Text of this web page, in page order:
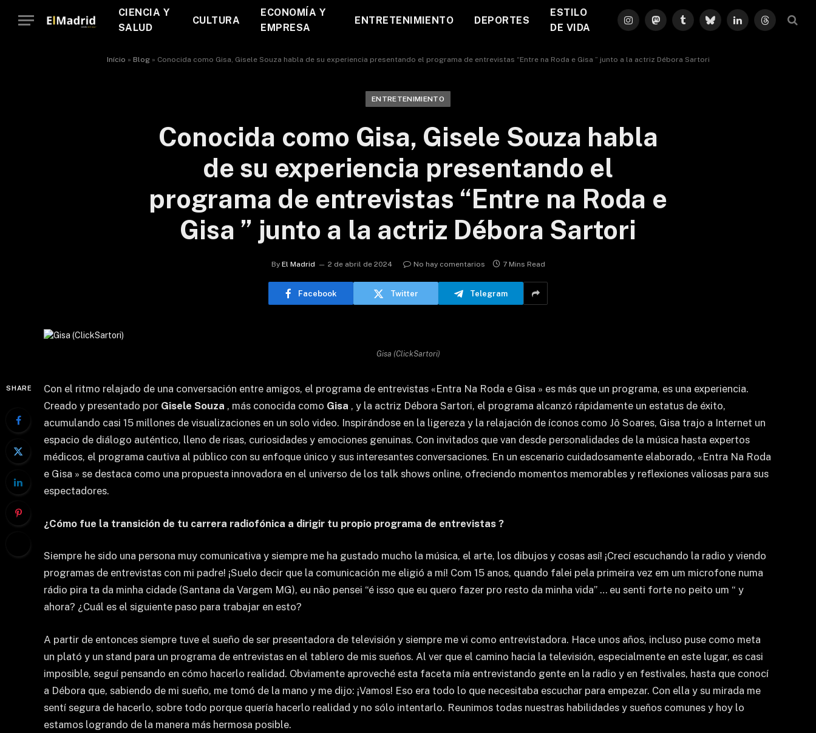
CIENCIA Y
SALUD
CULTURA
ECONOMÍA Y
EMPRESA
ENTRETENIMIENTO DEPORTES
ESTILO
DE VIDA
InstagramMastodonTumblrBlueskyLinkedInThreads
Início » Blog» Conocida como Gisa, Gisele Souza habla de su experiencia presentando el programa de entrevistas “Entre na Roda e Gisa ” junto a la actriz Débora Sartori
ENTRETENIMIENTO
Conocida como Gisa, Gisele Souza habla
de su experiencia presentando el
programa de entrevistas “Entre na Roda e
Gisa ” junto a la actriz Débora Sartori
By El Madrid 2 de abril de 2024 No hay comentarios 7 Mins Read
Facebook Twitter Telegram
Gisa (ClickSartori)
SHARE
Con el ritmo relajado de una conversación entre amigos, el programa de entrevistas «Entra Na Roda e Gisa » es más que un programa, es una experiencia.
Creado y presentado por Gisele Souza , más conocida como Gisa , y la actriz Débora Sartori, el programa alcanzó rápidamente un estatus de éxito,
acumulando casi 15 millones de visualizaciones en un solo video. Inspirándose en la ligereza y la relajación de íconos como Jô Soares, Gisa trajo a Internet un
espacio de diálogo auténtico, lleno de risas, curiosidades y emociones genuinas. Con invitados que van desde personalidades de la música hasta expertos
médicos, el programa cautiva al público con su enfoque único y sus interesantes conversaciones. En un escenario cuidadosamente elaborado, «Entra Na Roda
e Gisa » se destaca como una propuesta innovadora en el universo de los talk shows online, ofreciendo momentos memorables y reflexiones valiosas para sus
espectadores.
¿Cómo fue la transición de tu carrera radiofónica a dirigir tu propio programa de entrevistas ?
Siempre he sido una persona muy comunicativa y siempre me ha gustado mucho la música, el arte, los dibujos y cosas así! ¡Crecí escuchando la radio y viendo
programas de entrevistas con mi padre! ¡Suelo decir que la comunicación me eligió a mí! Com 15 anos, quando falei pela primeira vez em um microfone numa
rádio pira ta da minha cidade (Santana da Vargem MG), eu não pensei “é isso que eu quero fazer pro resto da minha vida” … eu senti forte no peito um “ y
ahora? ¿Cuál es el siguiente paso para trabajar en esto?
A partir de entonces siempre tuve el sueño de ser presentadora de televisión y siempre me vi como entrevistadora. Hace unos años, incluso puse como meta
un plató y un stand para un programa de entrevistas en el tablero de mis sueños. Al ver que el camino hacia la televisión, especialmente en este lugar, es casi
imposible, seguí pensando en cómo hacerlo realidad. Obviamente aproveché esta faceta mía entrevistando gente en la radio y en festivales, hasta que conocí
a Débora que, sabiendo de mi sueño, me tomó de la mano y me dijo: ¡Vamos! Eso era todo lo que necesitaba escuchar para empezar. Con ella y su mirada me
sentí segura de hacerlo, sobre todo porque quería hacerlo realidad y no sólo intentarlo. Reunimos todas nuestras habilidades y sueños comunes y hoy lo
estamos logrando de la manera más hermosa posible.